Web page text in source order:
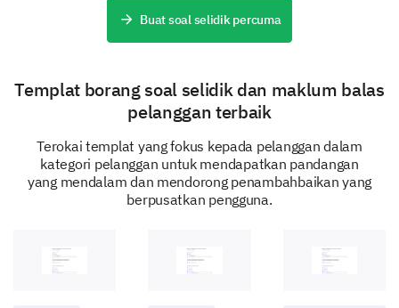
Your Suggestions
specific suggestions or elaborate more on your
previous answers.
you would like to see.
Buat soal selidik percuma
Templat borang soal selidik dan maklum balas
pelanggan terbaik
Terokai templat yang fokus kepada pelanggan dalam
kategori pelanggan untuk mendapatkan pandangan
yang mendalam dan mendorong penambahbaikan yang
berpusatkan pengguna.